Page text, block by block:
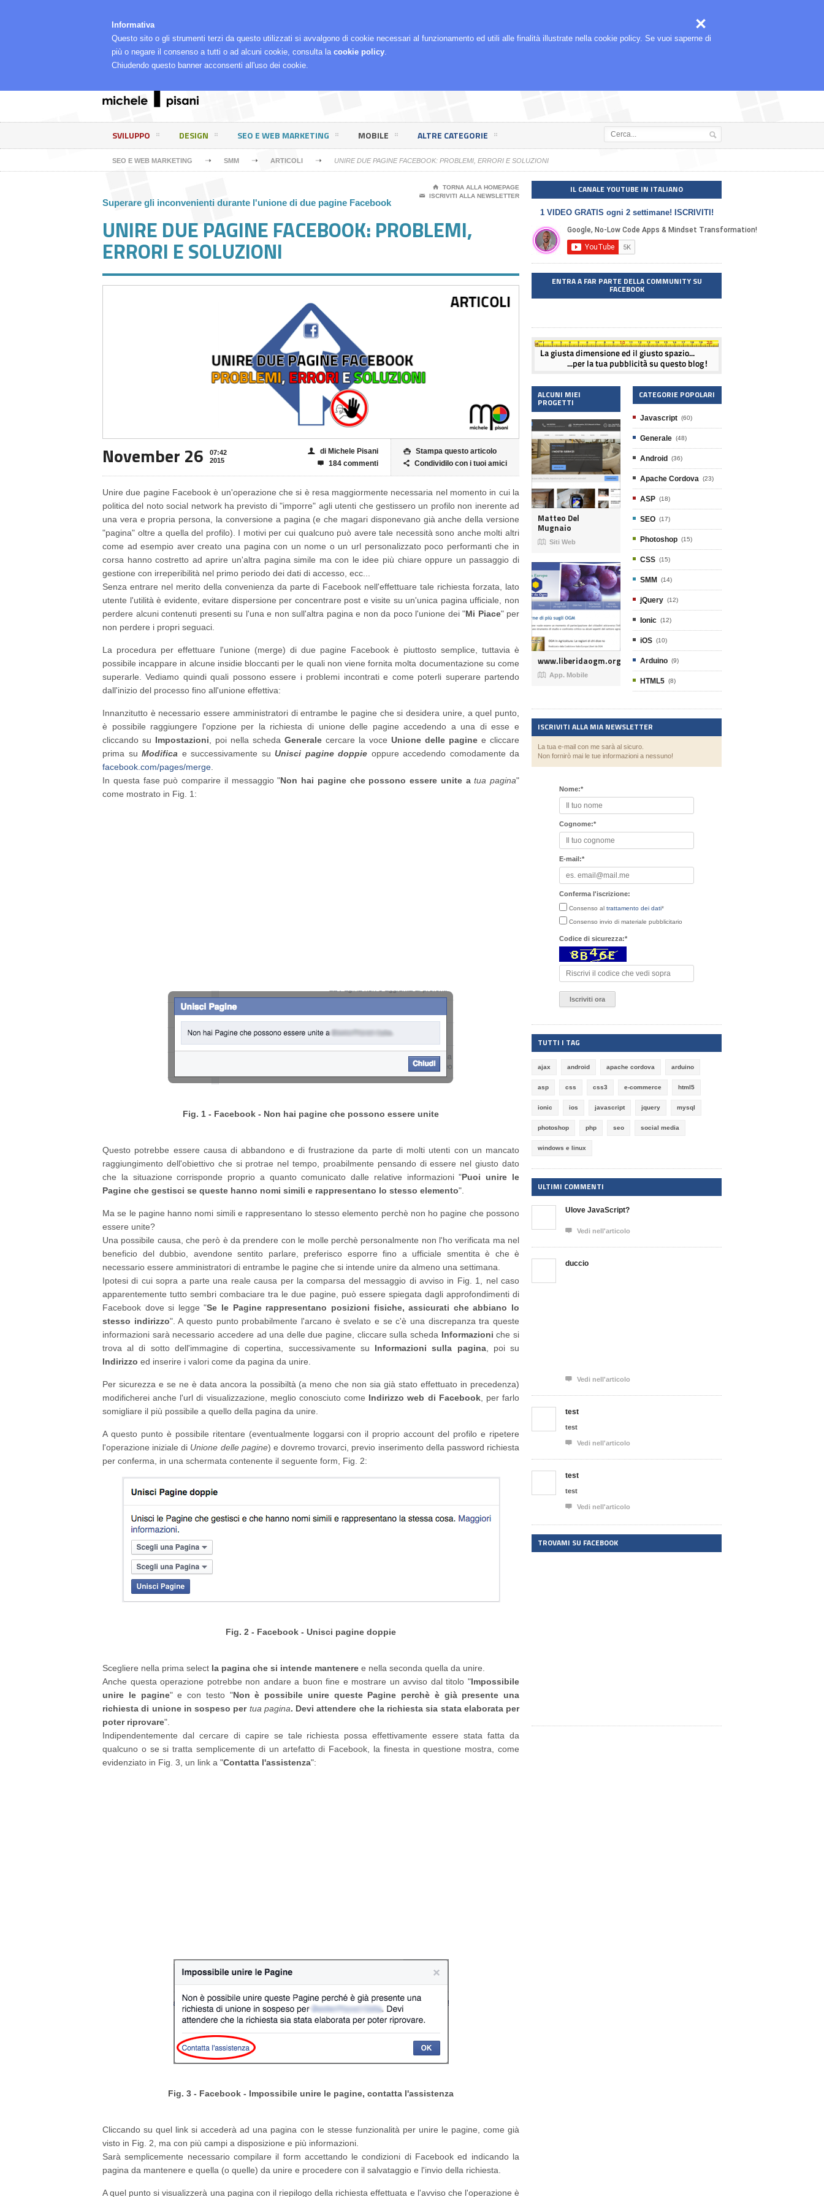
Informativa
Questo sito o gli strumenti terzi da questo utilizzati si avvalgono di cookie necessari al funzionamento ed utili alle finalità illustrate nella cookie policy. Se vuoi saperne di
più o negare il consenso a tutti o ad alcuni cookie, consulta la cookie policy.
Chiudendo questo banner acconsenti all'uso dei cookie.
SVILUPPO DESIGN SEO E WEB MARKETING MOBILE ALTRE CATEGORIE
SEO E WEB MARKETING ➝ SMM ➝ ARTICOLI ➝ UNIRE DUE PAGINE FACEBOOK: PROBLEMI, ERRORI E SOLUZIONI
⌂
TORNA ALLA HOMEPAGE
✉
ISCRIVITI ALLA NEWSLETTER
Superare gli inconvenienti durante l'unione di due pagine Facebook
UNIRE DUE PAGINE FACEBOOK: PROBLEMI,
ERRORI E SOLUZIONI
November 26
07:42
2015
 Stampa questo articolo
 Condividilo con i tuoi amici
👤 di Michele Pisani
 184 commenti
Unire due pagine Facebook è un'operazione che si è resa maggiormente necessaria nel momento in cui la
politica del noto social network ha previsto di "imporre" agli utenti che gestissero un profilo non inerente ad
una vera e propria persona, la conversione a pagina (e che magari disponevano già anche della versione
"pagina" oltre a quella del profilo). I motivi per cui qualcuno può avere tale necessità sono anche molti altri
come ad esempio aver creato una pagina con un nome o un url personalizzato poco performanti che in
corsa hanno costretto ad aprire un'altra pagina simile ma con le idee più chiare oppure un passaggio di
gestione con irreperibilità nel primo periodo dei dati di accesso, ecc...
Senza entrare nel merito della convenienza da parte di Facebook nell'effettuare tale richiesta forzata, lato
utente l'utilità è evidente, evitare dispersione per concentrare post e visite su un'unica pagina ufficiale, non
perdere alcuni contenuti presenti su l'una e non sull'altra pagina e non da poco l'unione dei "Mi Piace" per
non perdere i propri seguaci.
La procedura per effettuare l'unione (merge) di due pagine Facebook è piuttosto semplice, tuttavia è
possibile incappare in alcune insidie bloccanti per le quali non viene fornita molta documentazione su come
superarle. Vediamo quindi quali possono essere i problemi incontrati e come poterli superare partendo
dall'inizio del processo fino all'unione effettiva:
Innanzitutto è necessario essere amministratori di entrambe le pagine che si desidera unire, a quel punto,
è possibile raggiungere l'opzione per la richiesta di unione delle pagine accedendo a una di esse e
cliccando su Impostazioni, poi nella scheda Generale cercare la voce Unione delle pagine e cliccare
prima su Modifica e successivamente su Unisci pagine doppie oppure accedendo comodamente da
facebook.com/pages/merge.
In questa fase può comparire il messaggio "Non hai pagine che possono essere unite atua pagina"
come mostrato in Fig. 1:
Fig. 1 - Facebook - Non hai pagine che possono essere unite
Questo potrebbe essere causa di abbandono e di frustrazione da parte di molti utenti con un mancato
raggiungimento dell'obiettivo che si protrae nel tempo, proabilmente pensando di essere nel giusto dato
che la situazione corrisponde proprio a quanto comunicato dalle relative informazioni "Puoi unire le
Pagine che gestisci se queste hanno nomi simili e rappresentano lo stesso elemento".
Ma se le pagine hanno nomi simili e rappresentano lo stesso elemento perchè non ho pagine che possono
essere unite?
Una possibile causa, che però è da prendere con le molle perchè personalmente non l'ho verificata ma nel
beneficio del dubbio, avendone sentito parlare, preferisco esporre fino a ufficiale smentita è che è
necessario essere amministratori di entrambe le pagine che si intende unire da almeno una settimana.
Ipotesi di cui sopra a parte una reale causa per la comparsa del messaggio di avviso in Fig. 1, nel caso
apparentemente tutto sembri combaciare tra le due pagine, può essere spiegata dagli approfondimenti di
Facebook dove si legge "Se le Pagine rappresentano posizioni fisiche, assicurati che abbiano lo
stesso indirizzo". A questo punto probabilmente l'arcano è svelato e se c'è una discrepanza tra queste
informazioni sarà necessario accedere ad una delle due pagine, cliccare sulla scheda Informazioni che si
trova al di sotto dell'immagine di copertina, successivamente su Informazioni sulla pagina, poi su
Indirizzo ed inserire i valori come da pagina da unire.
Per sicurezza e se ne è data ancora la possibiltà (a meno che non sia già stato effettuato in precedenza)
modificherei anche l'url di visualizzazione, meglio conosciuto come Indirizzo web di Facebook, per farlo
somigliare il più possibile a quello della pagina da unire.
A questo punto è possibile ritentare (eventualmente loggarsi con il proprio account del profilo e ripetere
l'operazione iniziale di Unione delle pagine) e dovremo trovarci, previo inserimento della password richiesta
per conferma, in una schermata contenente il seguente form, Fig. 2:
Fig. 2 - Facebook - Unisci pagine doppie
Scegliere nella prima select la pagina che si intende mantenere e nella seconda quella da unire.
Anche questa operazione potrebbe non andare a buon fine e mostrare un avviso dal titolo "Impossibile
unire le pagine" e con testo "Non è possibile unire queste Pagine perchè è già presente una
richiesta di unione in sospeso per tua pagina. Devi attendere che la richiesta sia stata elaborata per
poter riprovare".
Indipendentemente dal cercare di capire se tale richiesta possa effettivamente essere stata fatta da
qualcuno o se si tratta semplicemente di un artefatto di Facebook, la finesta in questione mostra, come
evidenziato in Fig. 3, un link a "Contatta l'assistenza":
Fig. 3 - Facebook - Impossibile unire le pagine, contatta l'assistenza
Cliccando su quel link si accederà ad una pagina con le stesse funzionalità per unire le pagine, come già
visto in Fig. 2, ma con più campi a disposizione e più informazioni.
Sarà semplicemente necessario compilare il form accettando le condizioni di Facebook ed indicando la
pagina da mantenere e quella (o quelle) da unire e procedere con il salvataggio e l'invio della richiesta.
A quel punto si visualizzerà una pagina con il riepilogo della richiesta effettuata e l'avviso che l'operazione è
IL CANALE YOUTUBE IN ITALIANO
1 VIDEO GRATIS ogni 2 settimane! ISCRIVITI!
ENTRA A FAR PARTE DELLA COMMUNITY SU
FACEBOOK
ALCUNI MIEI
PROGETTI
Matteo Del
Mugnaio
 Siti Web
www.liberidaogm.org
 App. Mobile
CATEGORIE POPOLARI
Javascript (60)
Generale (48)
Android (36)
Apache Cordova (23)
ASP (18)
SEO (17)
Photoshop (15)
CSS (15)
SMM (14)
jQuery (12)
Ionic (12)
iOS (10)
Arduino (9)
HTML5 (8)
ISCRIVITI ALLA MIA NEWSLETTER
La tua e-mail con me sarà al sicuro.
Non fornirò mai le tue informazioni a nessuno!
Nome:*
Cognome:*
E-mail:*
Conferma l'iscrizione:
Consenso al trattamento dei dati*
Consenso invio di materiale pubblicitario
Codice di sicurezza:*
TUTTI I TAG
ajax android apache cordova arduino
asp css css3 e-commerce html5
ionic ios javascript jquery mysql
photoshop php seo social media
windows e linux
ULTIMI COMMENTI
Ulove JavaScript?
 Vedi nell'articolo
duccio
 Vedi nell'articolo
test
test
 Vedi nell'articolo
test
test
 Vedi nell'articolo
TROVAMI SU FACEBOOK